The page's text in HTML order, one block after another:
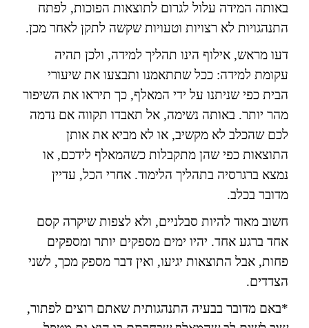
באותה המידה עלול לגרום לתוצאות הפוכות, לפתח
התנהגויות לא רצויות וטעויות שקשה לתקן לאחר מכן.
דעו מראש, אילוף הינו תהליך למידה, ולכן תהיה
עקומת למידה: ככל שתתאמנו ותבצעו את שיעורי
הבית כפי שניתנו על ידי המאלף, כך תיראו את השיפור
מהר יותר. באותה נשימה, אל תאבדו תקווה אם נדמה
לכם שהכלב לא מקשיב, או לא מביא את אותן
התוצאות כפי שהן מתקבלות כשהמאלף לידכם, או
נמצא ברגרסיה בתהליך הלימוד. אחרי הכל, עדיין
מדובר בכלב.
חשוב מאוד להיות סבלניים, ולא לצפות שיקרה קסם
אחד ברגע אחד. יהיו ימים מספקים יותר ומספקים
פחות, אבל התוצאות יגיעו, ואין דבר מספק מכך, לשני
הצדדים.
*באם מדובר בבעיה התנהגותית שאתם רוצים לפתור,